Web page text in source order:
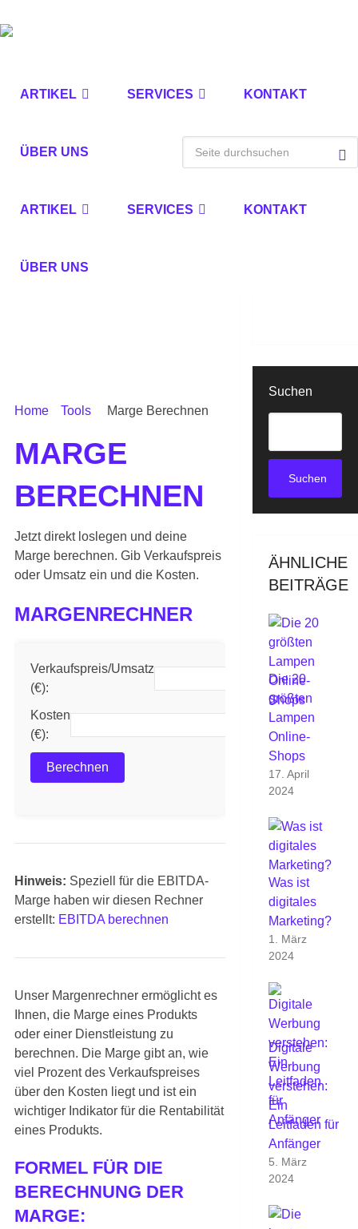
ARTIKEL SERVICES KONTAKT
ÜBER UNS
ARTIKEL SERVICES KONTAKT
ÜBER UNS
Home Tools Marge Berechnen
MARGE
BERECHNEN
Jetzt direkt loslegen und deine
Marge berechnen. Gib Verkaufspreis
oder Umsatz ein und die Kosten.
MARGENRECHNER
Verkaufspreis/Umsatz
(€):
Kosten
(€):
Berechnen
Hinweis: Speziell für die EBITDA-
Marge haben wir diesen Rechner
erstellt: EBITDA berechnen
Unser Margenrechner ermöglicht es
Ihnen, die Marge eines Produkts
oder einer Dienstleistung zu
berechnen. Die Marge gibt an, wie
viel Prozent des Verkaufspreises
über den Kosten liegt und ist ein
wichtiger Indikator für die Rentabilität
eines Produkts.
FORMEL FÜR DIE
BERECHNUNG DER
MARGE:
Suchen
Suchen
ÄHNLICHE
BEITRÄGE
Die 20
größten
Lampen
Online-
Shops
17. April
2024
Was ist
digitales
Marketing?
1. März
2024
Digitale
Werbung
verstehen:
Ein
Leitfaden für
Anfänger
5. März
2024